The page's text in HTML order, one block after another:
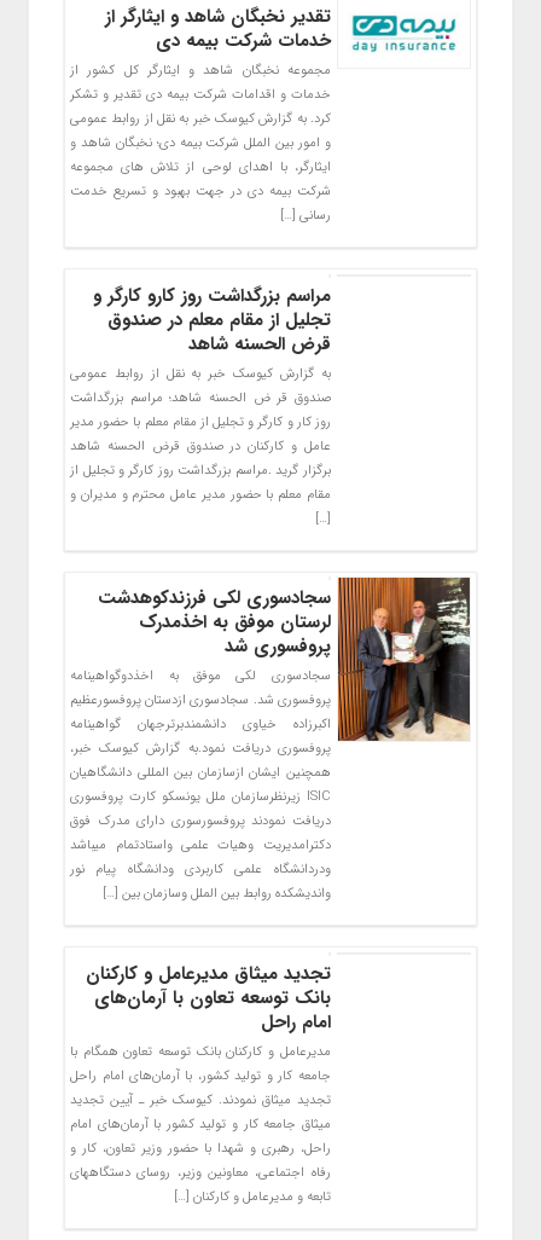
تقدیر نخبگان شاهد و ایثارگر از
خدمات شرکت بیمه دی
مجموعه نخبگان شاهد و ایثارگر کل کشور از
خدمات و اقدامات شرکت بیمه دی تقدیر و تشکر
کرد. به گزارش کیوسک خبر به نقل از روابط عمومی
و امور بین الملل شرکت بیمه دی؛ نخبگان شاهد و
ایثارگر، با اهدای لوحی از تلاش های مجموعه
شرکت بیمه دی در جهت بهبود و تسریع خدمت
رسانی […]
مراسم بزرگداشت روز کارو کارگر و
تجلیل از مقام معلم در صندوق
قرض الحسنه شاهد
به گزارش کیوسک خبر به نقل از روابط عمومی
صندوق قر ض الحسنه شاهد؛ مراسم بزرگداشت
روز کار و کارگر و تجلیل از مقام معلم با حضور مدیر
عامل و کارکنان در صندوق قرض الحسنه شاهد
برگزار گرید .مراسم بزرگداشت روز کارگر و تجلیل از
مقام معلم با حضور مدیر عامل محترم و مدیران و
[…]
سجادسوری لکی فرزندکوهدشت
لرستان موفق به اخذمدرک
پروفسوری شد
سجادسوری لکی موفق به اخذدوگواهینامه
پروفسوری شد. سجادسوری ازدستان پروفسورعظیم
اکبرزاده خیاوی دانشمندبرترجهان گواهینامه
پروفسوری دریافت نمود.به گزارش کیوسک خبر،
همچنین ایشان ازسازمان بین المللی دانشگاهیان
ISIC زیرنظرسازمان ملل یونسکو کارت پروفسوری
دریافت نمودند پروفسورسوری دارای مدرک فوق
دکترامدیریت وهیات علمی واستادتمام میباشد
ودردانشگاه علمی کاربردی ودانشگاه پیام نور
واندیشکده روابط بین الملل وسازمان بین […]
تجدید میثاق مدیرعامل و کارکنان
بانک توسعه تعاون با آرمان‌های
امام راحل
مدیرعامل و کارکنان بانک توسعه تعاون همگام با
جامعه کار و تولید کشور، با آرمان‌های امام راحل
تجدید میثاق نمودند. کیوسک خبر ـ آیین تجدید
میثاق جامعه کار و تولید کشور با آرمان‌های امام
راحل، رهبری و شهدا با حضور وزیر تعاون، کار و
رفاه اجتماعی، معاونین وزیر، روسای دستگاههای
تابعه و مدیرعامل و کارکنان […]